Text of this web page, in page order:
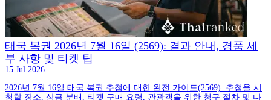
태국 복권 2026년 7월 16일 (2569): 결과 안내, 경품 세
부 사항 및 티켓 팁
15 Jul 2026
2026년 7월 16일 태국 복권 추첨에 대한 완전 가이드(2569). 추첨을 시
청할 장소, 상금 분배, 티켓 구매 요령, 관광객을 위한 청구 절차 및 다